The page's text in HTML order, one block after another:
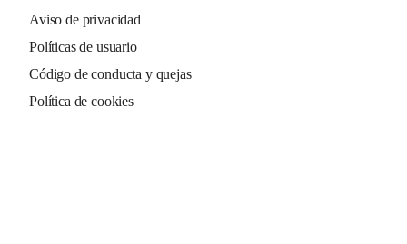
Aviso de privacidad
Políticas de usuario
Código de conducta y quejas
Política de cookies